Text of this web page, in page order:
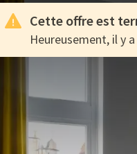
Cette offre est
Heureusement, il y
OFFRE
Relax in the wellness
Venez prendre un verre